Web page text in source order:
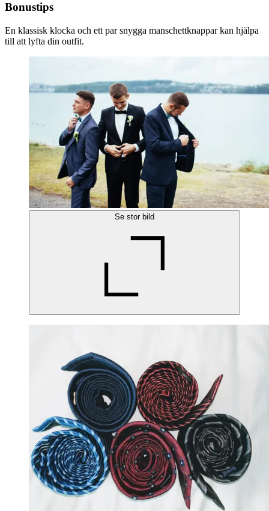
Bonustips
En klassisk klocka och ett par snygga manschettknappar kan hjälpa
till att lyfta din outfit.
Se stor bild